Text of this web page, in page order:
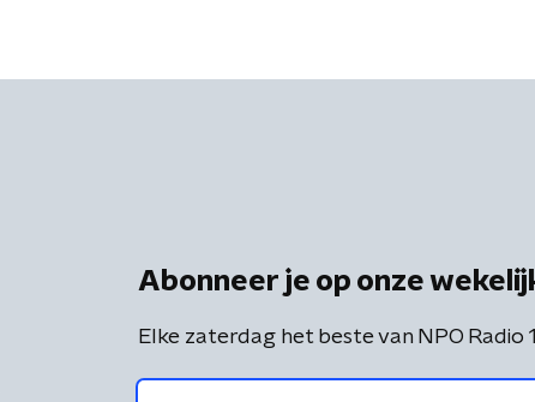
Abonneer je op onze
Elke zaterdag het beste van NPO Radio